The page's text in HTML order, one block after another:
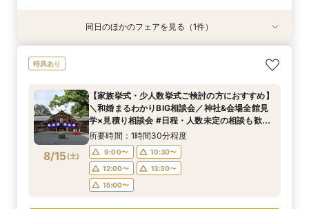
8/14(金)
＼マイナビ限定！和婚まるわかりBIG相談会／神
社&会場全館見学×見積り相談会#日程・人数未定
所要時間：1時間30分程度
9:00〜
10:30〜
12:00〜
13:30〜
15:00〜
フェアを予約
同日のほかのフェアを見る（1件）
特典あり
8/15(土)
【家族挙式・少人数挙式ご検討の方におすすめ】
＼和婚まるわかりBIG相談会／神社&会場全館見
学×見積り相談会 #日程・人数未定の相談も歓迎
◎
所要時間：1時間30分程度
9:00〜
10:30〜
12:00〜
13:30〜
15:00〜